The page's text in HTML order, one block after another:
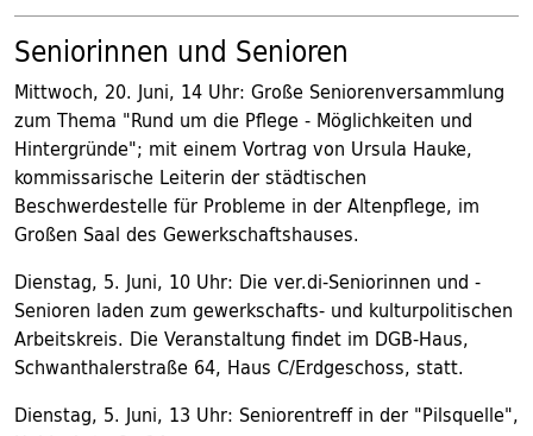
Seniorinnen und Senioren
Mittwoch, 20. Juni, 14 Uhr: Große Seniorenversammlung
zum Thema "Rund um die Pflege - Möglichkeiten und
Hintergründe"; mit einem Vortrag von Ursula Hauke,
kommissarische Leiterin der städtischen
Beschwerdestelle für Probleme in der Altenpflege, im
Großen Saal des Gewerkschaftshauses.
Dienstag, 5. Juni, 10 Uhr: Die ver.di-Seniorinnen und -
Senioren laden zum gewerkschafts- und kulturpolitischen
Arbeitskreis. Die Veranstaltung findet im DGB-Haus,
Schwanthalerstraße 64, Haus C/Erdgeschoss, statt.
Dienstag, 5. Juni, 13 Uhr: Seniorentreff in der "Pilsquelle",